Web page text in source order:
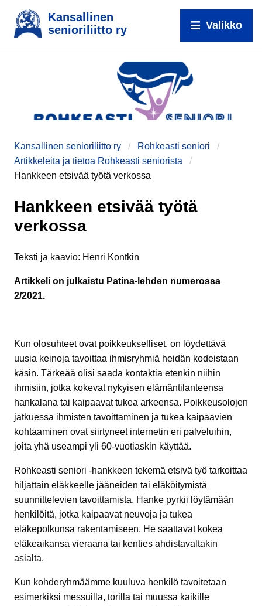
Kansallinen
senioriliitto ry
Valikko
Kansallinen senioriliitto ry
Rohkeasti seniori
Artikkeleita ja tietoa Rohkeasti seniorista
Hankkeen etsivää työtä verkossa
Hankkeen etsivää työtä
verkossa
Teksti ja kaavio: Henri Kontkin
Artikkeli on julkaistu Patina-lehden numerossa
2/2021.
Kun olosuhteet ovat poikkeukselliset, on löydettävä
uusia keinoja tavoittaa ihmisryhmiä heidän kodeistaan
käsin. Tärkeää olisi saada kontaktia etenkin niihin
ihmisiin, jotka kokevat nykyisen elämäntilanteensa
hankalana tai kaipaavat tukea arkeensa. Poikkeusolojen
jatkuessa ihmisten tavoittaminen ja tukea kaipaavien
kohtaaminen ovat siirtyneet internetin eri palveluihin,
joita yhä useampi yli 60-vuotiaskin käyttää.
Rohkeasti seniori -hankkeen tekemä etsivä työ tarkoittaa
hiljattain eläkkeelle jääneiden tai eläköitymistä
suunnittelevien tavoittamista. Hanke pyrkii löytämään
henkilöitä, jotka kaipaavat neuvoja ja tukea
eläkepolkunsa rakentamiseen. He saattavat kokea
eläkeaikansa vieraana tai kenties ahdistavaltakin
asialta.
Kun kohderyhmäämme kuuluva henkilö tavoitetaan
esimerkiksi messuilla, torilla tai muussa kaikille